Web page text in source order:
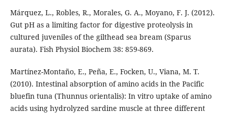
Márquez, L., Robles, R., Morales, G. A., Moyano, F. J. (2012).
Gut pH as a limiting factor for digestive proteolysis in
cultured juveniles of the gilthead sea bream (Sparus
aurata). Fish Physiol Biochem 38: 859-869.
Martínez-Montaño, E., Peña, E., Focken, U., Viana, M. T.
(2010). Intestinal absorption of amino acids in the Pacific
bluefin tuna (Thunnus orientalis): In vitro uptake of amino
acids using hydrolyzed sardine muscle at three different